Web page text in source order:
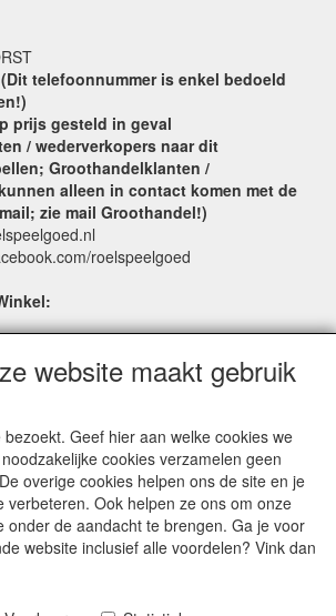
(Dit telefoonnummer is enkel bedoeld
prijs gesteld in geval
/ wederverkopers naar dit
Groothandelklanten /
alleen in contact komen met de
zie mail Groothandel!)
roelspeelgoed
19:00 - 21:00
website maakt gebruik
Geef hier aan welke cookies we
cookies verzamelen geen
overige cookies helpen ons de site en je
verbeteren. Ook helpen ze ons om onze
onder de aandacht te brengen. Ga je voor
website inclusief alle voordelen? Vink dan